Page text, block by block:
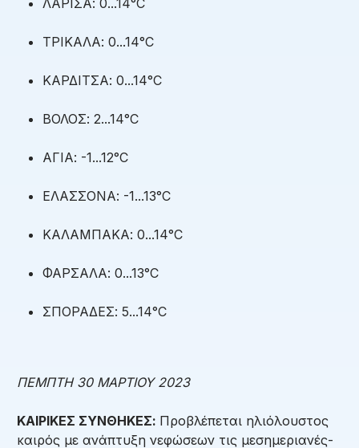
ΛΑΡΙΣΑ: 0...14°C
ΤΡΙΚΑΛΑ: 0...14°C
ΚΑΡΔΙΤΣΑ: 0...14°C
ΒΟΛΟΣ: 2...14°C
ΑΓΙΑ: -1...12°C
ΕΛΑΣΣΟΝΑ: -1...13°C
ΚΑΛΑΜΠΑΚΑ: 0...14°C
ΦΑΡΣΑΛΑ: 0...13°C
ΣΠΟΡΑΔΕΣ: 5...14°C
ΠΕΜΠΤΗ 30 ΜΑΡΤΙΟΥ 2023
ΚΑΙΡΙΚΕΣ ΣΥΝΘΗΚΕΣ: Προβλέπεται ηλιόλουστος
καιρός με ανάπτυξη νεφώσεων τις μεσημεριανές-